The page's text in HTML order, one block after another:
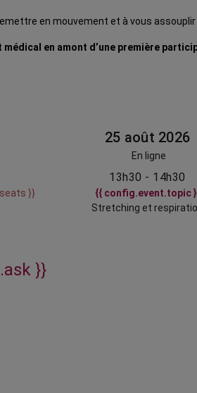
en mouvement et à vous
en amont d’une première
}}
}}
25 août 2026
En ligne
13h30 - 14h30
{{ config.event.topic
Stretching et